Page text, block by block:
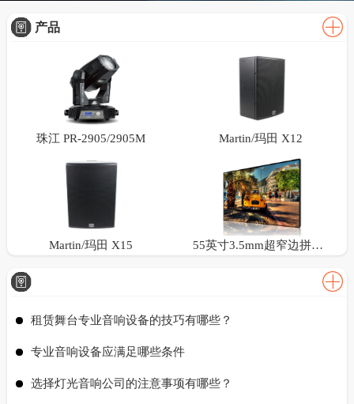
产品
珠江 PR-2905/2905M Martin/玛田 X12
Martin/玛田 X15 55英寸3.5mm超窄边拼接屏
租赁舞台专业音响设备的技巧有哪些？
专业音响设备应满足哪些条件
选择灯光音响公司的注意事项有哪些？